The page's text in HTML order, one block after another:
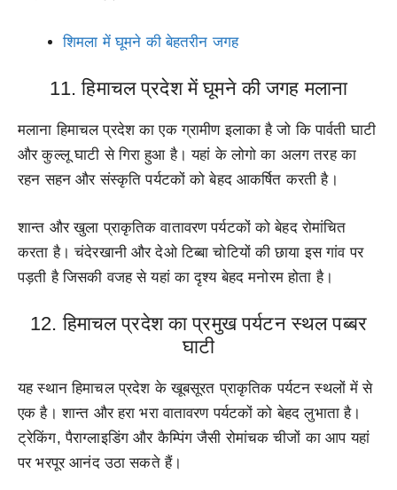
शिमला में घूमने की बेहतरीन जगह
11. हिमाचल प्रदेश में घूमने की जगह मलाना
मलाना हिमाचल प्रदेश का एक ग्रामीण इलाका है जो कि पार्वती घाटी
और कुल्लू घाटी से गिरा हुआ है। यहां के लोगो का अलग तरह का
रहन सहन और संस्कृति पर्यटकों को बेहद आकर्षित करती है।
शान्त और खुला प्राकृतिक वातावरण पर्यटकों को बेहद रोमांचित
करता है। चंदेरखानी और देओ टिब्बा चोटियों की छाया इस गांव पर
पड़ती है जिसकी वजह से यहां का दृश्य बेहद मनोरम होता है।
12. हिमाचल प्रदेश का प्रमुख पर्यटन स्थल पब्बर
घाटी
यह स्थान हिमाचल प्रदेश के खूबसूरत प्राकृतिक पर्यटन स्थलों में से
एक है। शान्त और हरा भरा वातावरण पर्यटकों को बेहद लुभाता है।
ट्रेकिंग, पैराग्लाइडिंग और कैम्पिंग जैसी रोमांचक चीजों का आप यहां
पर भरपूर आनंद उठा सकते हैं।